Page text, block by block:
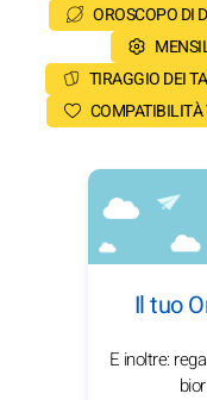
OROSCOPO DI
TIRAGGIO DEI
COMPATIBILITÀ
Il tuo
E inoltre: